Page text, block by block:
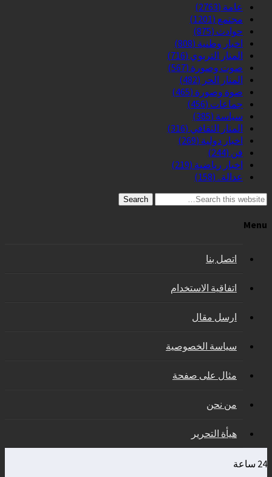
عامة (2763)
مجتمع (1201)
حوادث (875)
اخبار وطنية (808)
المنار التربوي (716)
صوت وصورة (567)
المنار الحر (482)
صوة وصورة (465)
جماعات (456)
سياسة (385)
المنار الثقافي (316)
اخبار دولية (269)
فن (244)
اخبار رياضية (219)
عدالة.. (158)
Search
Menu
اتصل بنا
اتفاقية الاستخدام
ارسل مقال
سياسة الخصوصية
مثال على صفحة
من نحن
هيأة التحرير
24 ساعة